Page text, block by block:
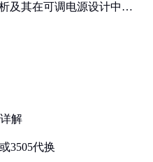
及其在可调电源设计中的
解
3505代换